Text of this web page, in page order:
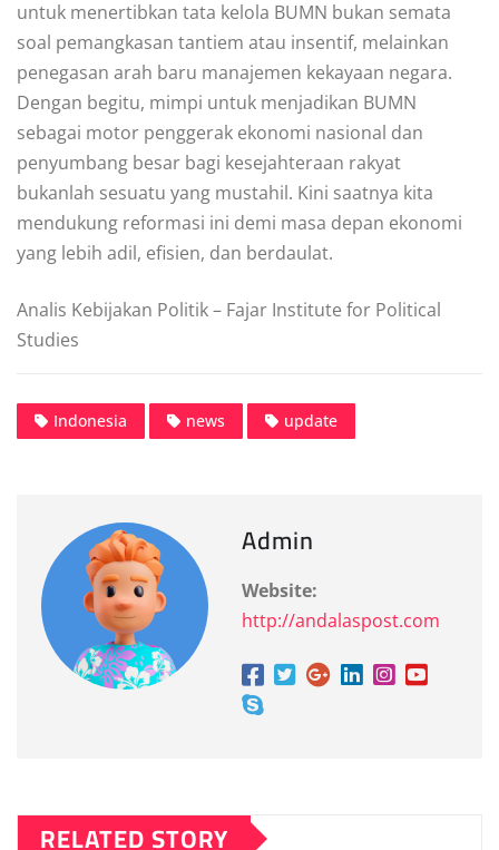
untuk menertibkan tata kelola BUMN bukan semata
soal pemangkasan tantiem atau insentif, melainkan
penegasan arah baru manajemen kekayaan negara.
Dengan begitu, mimpi untuk menjadikan BUMN
sebagai motor penggerak ekonomi nasional dan
penyumbang besar bagi kesejahteraan rakyat
bukanlah sesuatu yang mustahil. Kini saatnya kita
mendukung reformasi ini demi masa depan ekonomi
yang lebih adil, efisien, dan berdaulat.
Analis Kebijakan Politik – Fajar Institute for Political
Studies
Indonesia news update
Admin
Website:
http://andalaspost.com
RELATED STORY